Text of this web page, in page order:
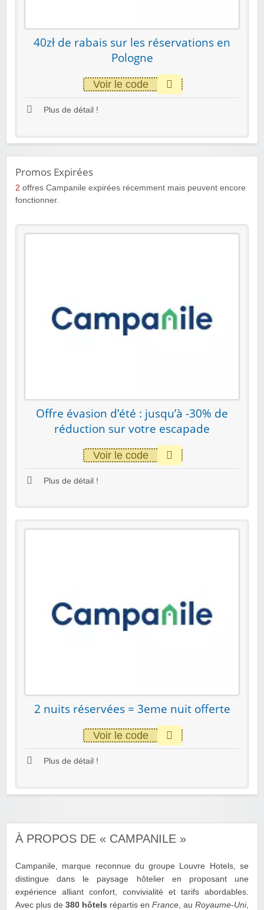
40zł de rabais sur les réservations en
Pologne
Voir le code
Plus de détail !
Promos Expirées
2 offres Campanile expirées récemment mais peuvent encore
fonctionner.
Offre évasion d’été : jusqu’à -30% de
réduction sur votre escapade
Voir le code
Plus de détail !
2 nuits réservées = 3eme nuit offerte
Voir le code
Plus de détail !
À PROPOS DE « CAMPANILE »
Campanile, marque reconnue du groupe Louvre Hotels, se
distingue dans le paysage hôtelier en proposant une
expérience alliant confort, convivialité et tarifs abordables.
Avec plus de 380 hôtels répartis en France, au Royaume-Uni,